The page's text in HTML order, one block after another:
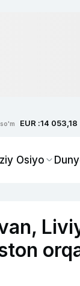
so'm EUR :14 053,18
Osiyo